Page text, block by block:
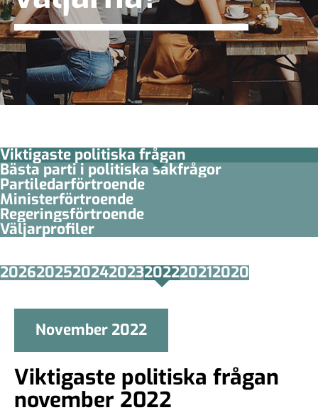
Viktigaste politiska frågan
Bästa parti i politiska sakfrågor
Partiledar­förtroende
Minister­­förtroende
Regerings­förtroende
Väljarprofiler
2026202520242023202220212020
November 2022
Viktigaste politiska frågan
november 2022